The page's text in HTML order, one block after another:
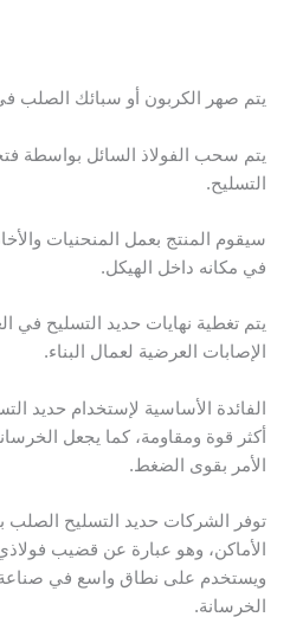
يتم صهر الكربون أو سبائك الصلب
يتم سحب الفولاذ السائل بواسطة
التسليح.
سيقوم المنتج بعمل المنحنيات
في مكانه داخل الهيكل.
يتم تغطية نهايات حديد التسليح في
الإصابات العرضية لعمال البناء.
الفائدة الأساسية لإستخدام حديد
أكثر قوة ومقاومة، كما يجعل
الأمر بقوى الضغط.
توفر الشركات حديد التسليح
الأماكن، وهو عبارة عن قضيب
ويستخدم على نطاق واسع في صناعة
الخرسانة.